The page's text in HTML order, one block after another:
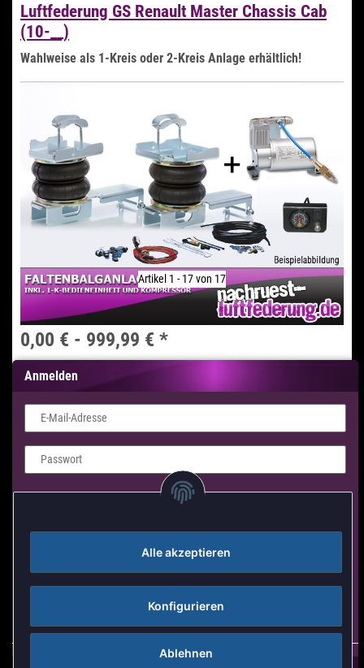
Alle akzeptieren
Konfigurieren
Ablehnen
0,00 € -999,99 €*
Zum Artikel
Luftfederung GS Renault Master Chassis Cab
(10-__)
Wahlweise als 1-Kreis oder 2-Kreis Anlage erhältlich!
0,00 € - 999,99 € *
Kurzfristig Verfügbar
Zum Artikel
Artikel 1 - 17 von 17
Anmelden
E-Mail-Adresse
Passwort
Anmelden
Passwort vergessen